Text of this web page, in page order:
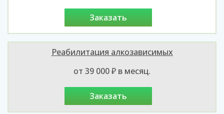
заказать
Реабилитация алкозависимых
от 39 000 ₽ в месяц.
заказать